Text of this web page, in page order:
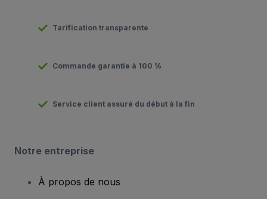
Tarification transparente
Commande garantie à 100 %
Service client assuré du début à la fin
Notre entreprise
À propos de nous